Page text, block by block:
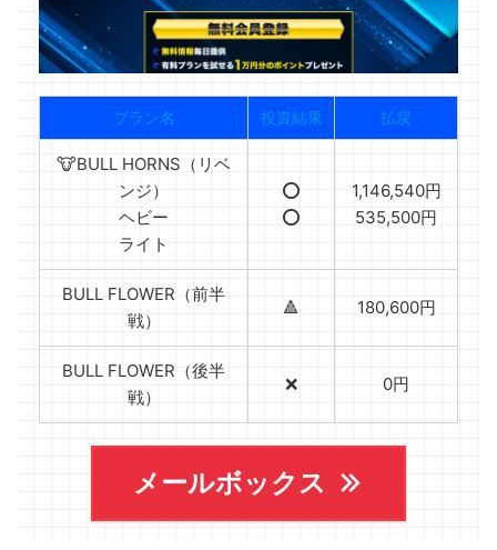
プラン名 投資結果 払戻
🐮BULL HORNS（リベ
ンジ）
ヘビー
ライト
⭕️
⭕️
1,146,540円
535,500円
BULL FLOWER（前半
戦）
🔺 180,600円
BULL FLOWER（後半
戦）
❌ 0円
メールボックス